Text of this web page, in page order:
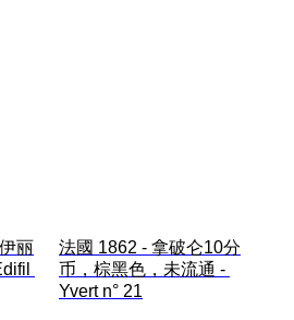
丽
法國 1862 - 拿破仑10分
币，棕黑色，未流通 -
Yvert n° 21